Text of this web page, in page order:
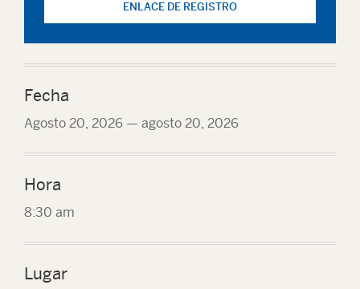
ENLACE DE REGISTRO
Fecha
Agosto 20, 2026 — agosto 20, 2026
Hora
8:30 am
Lugar